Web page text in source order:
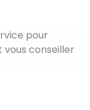
pour
vous conseiller